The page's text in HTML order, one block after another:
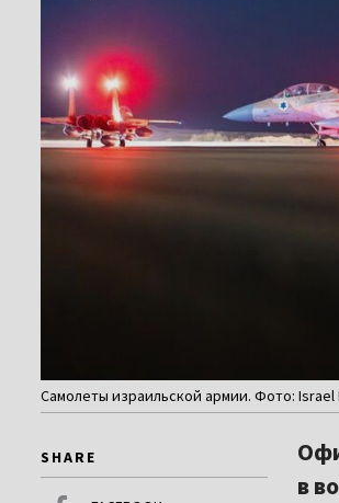
Самолеты израильской армии. Фото:
SHARE
в